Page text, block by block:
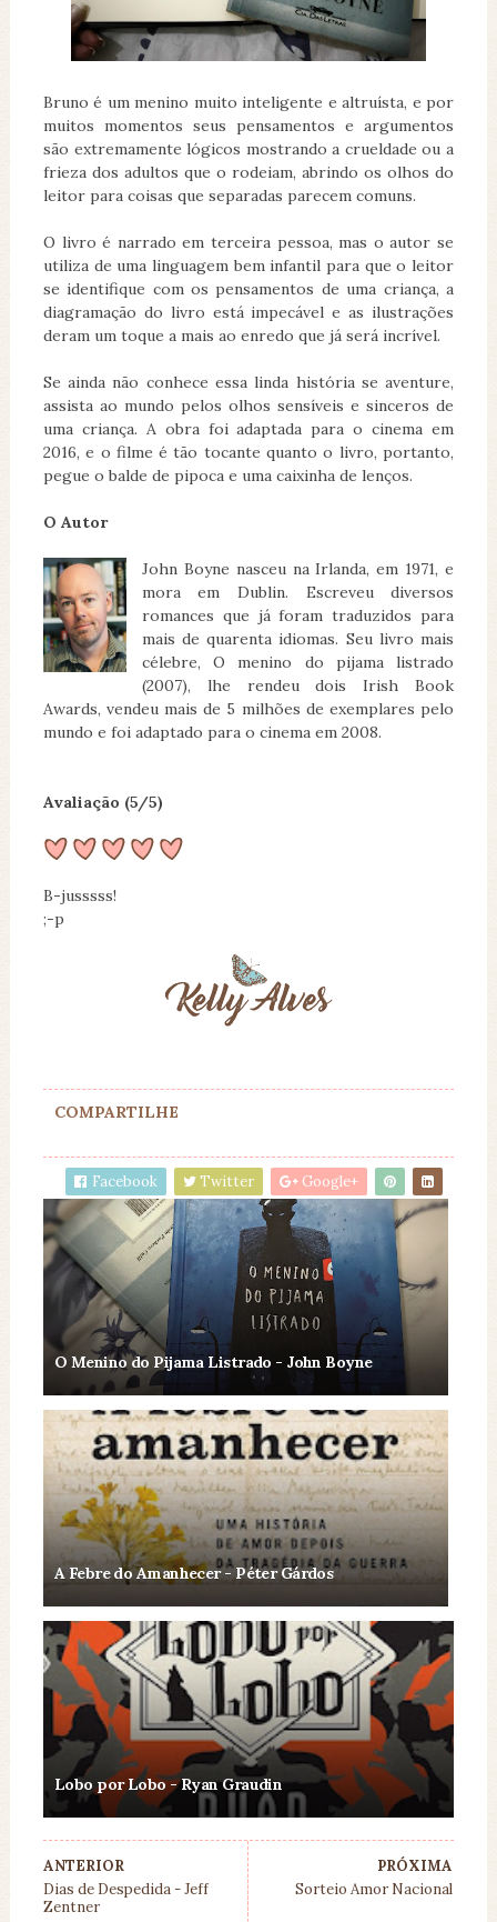
Bruno é um menino muito inteligente e altruísta, e por
muitos momentos seus pensamentos e argumentos
são extremamente lógicos mostrando a crueldade ou a
frieza dos adultos que o rodeiam, abrindo os olhos do
leitor para coisas que separadas parecem comuns.
O livro é narrado em terceira pessoa, mas o autor se
utiliza de uma linguagem bem infantil para que o leitor
se identifique com os pensamentos de uma criança, a
diagramação do livro está impecável e as ilustrações
deram um toque a mais ao enredo que já será incrível.
Se ainda não conhece essa linda história se aventure,
assista ao mundo pelos olhos sensíveis e sinceros de
uma criança. A obra foi adaptada para o cinema em
2016, e o filme é tão tocante quanto o livro, portanto,
pegue o balde de pipoca e uma caixinha de lenços.
O Autor
John Boyne nasceu na Irlanda, em 1971, e
mora em Dublin. Escreveu diversos
romances que já foram traduzidos para
mais de quarenta idiomas. Seu livro mais
célebre, O menino do pijama listrado
(2007), lhe rendeu dois Irish Book
Awards, vendeu mais de 5 milhões de exemplares pelo
mundo e foi adaptado para o cinema em 2008.
Avaliação (5/5)
B-jusssss!
;-p
COMPARTILHE
Facebook Twitter Google+
O Menino do Pijama Listrado - John Boyne
A Febre do Amanhecer - Péter Gárdos
Lobo por Lobo - Ryan Graudin
PRÓXIMA
Sorteio Amor Nacional
ANTERIOR
Dias de Despedida - Jeff
Zentner